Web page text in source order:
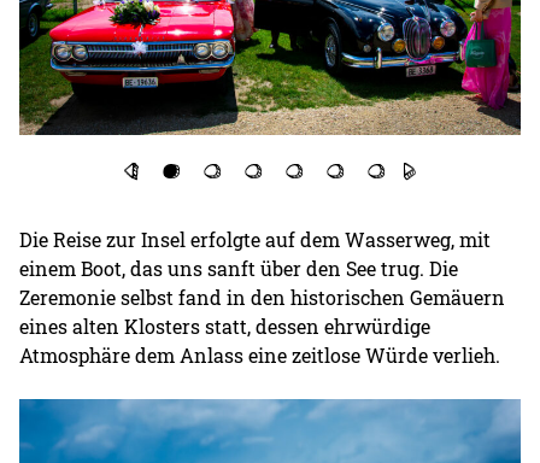
Die Reise zur Insel erfolgte auf dem Wasserweg, mit
einem Boot, das uns sanft über den See trug. Die
Zeremonie selbst fand in den historischen Gemäuern
eines alten Klosters statt, dessen ehrwürdige
Atmosphäre dem Anlass eine zeitlose Würde verlieh.